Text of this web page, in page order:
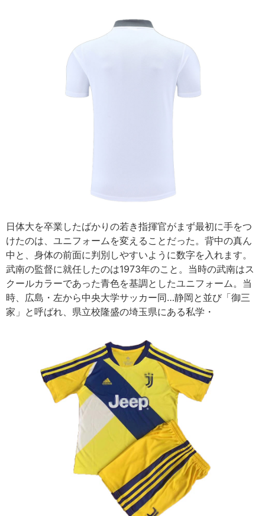
日体大を卒業したばかりの若き指揮官がまず最初に手をつ
けたのは、ユニフォームを変えることだった。背中の真ん
中と、身体の前面に判別しやすいように数字を入れます。
武南の監督に就任したのは1973年のこと。当時の武南はス
クールカラーであった青色を基調としたユニフォーム。当
時、広島・左から中央大学サッカー同…静岡と並び「御三
家」と呼ばれ、県立校隆盛の埼玉県にある私学・